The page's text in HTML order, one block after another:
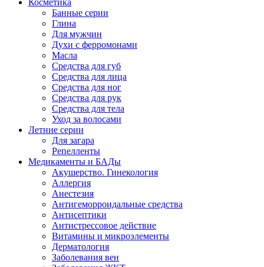
Косметика
Банные серии
Глина
Для мужчин
Духи с ферромонами
Масла
Средства для губ
Средства для лица
Средства для ног
Средства для рук
Средства для тела
Уход за волосами
Летние серии
Для загара
Репелленты
Медикаменты и БАДы
Акушерство. Гинекология
Аллергия
Анестезия
Антигеморроидальные средства
Антисептики
Антистрессовое действие
Витамины и микроэлементы
Дерматология
Заболевания вен